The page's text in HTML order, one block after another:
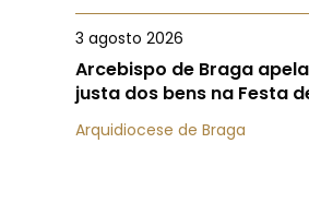
3 agosto 2026
Arcebispo de Braga
justa dos bens na Festa
Arquidiocese de Braga